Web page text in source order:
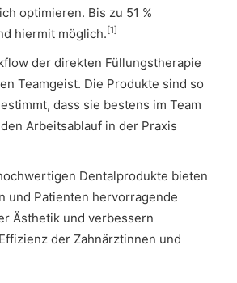
optimieren. Bis zu 51 %
hiermit möglich. [1]
der direkten Füllungstherapie
Teamgeist. Die Produkte sind so
dass sie bestens im Team
Arbeitsablauf in der Praxis
Dentalprodukte bieten
und Patienten hervorragende
Ästhetik und verbessern
der Zahnärztinnen und